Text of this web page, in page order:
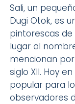
Sali, un
Dugi Otok, es
pintorescas de
lugar al
mencionan
siglo XII. Hoy
popular para
observadores